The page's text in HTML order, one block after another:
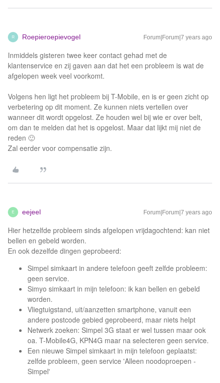
R Roepieroepievogel Forum|Forum|7 years ago
Inmiddels gisteren twee keer contact gehad met de
klantenservice en zij gaven aan dat het een probleem is wat de
afgelopen week veel voorkomt.
Volgens hen ligt het probleem bij T-Mobile, en is er geen zicht op
verbetering op dit moment. Ze kunnen niets vertellen over
wanneer dit wordt opgelost. Ze houden wel bij wie er over belt,
om dan te melden dat het is opgelost. Maar dat lijkt mij niet de
reden 🙂
Zal eerder voor compensatie zijn.
E eejeel Forum|Forum|7 years ago
Hier hetzelfde probleem sinds afgelopen vrijdagochtend: kan niet
bellen en gebeld worden.
En ook dezelfde dingen geprobeerd:
Simpel simkaart in andere telefoon geeft zelfde probleem:
geen service.
Simyo simkaart in mijn telefoon: ik kan bellen en gebeld
worden.
Vliegtuigstand, uit/aanzetten smartphone, vanuit een
andere postcode gebied geprobeerd, maar niets helpt
Netwerk zoeken: Simpel 3G staat er wel tussen maar ook
oa. T-Mobile4G, KPN4G maar na selecteren geen service.
Een nieuwe Simpel simkaart in mijn telefoon geplaatst:
zelfde probleem, geen service 'Alleen noodoproepen -
Simpel'